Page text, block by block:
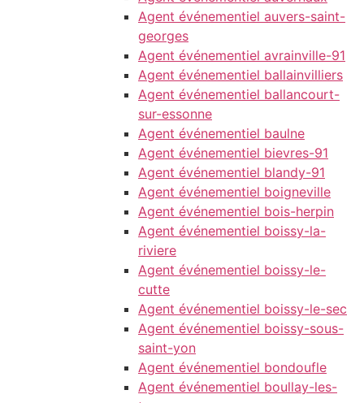
Agent événementiel auvers-saint-
georges
Agent événementiel avrainville-91
Agent événementiel ballainvilliers
Agent événementiel ballancourt-
sur-essonne
Agent événementiel baulne
Agent événementiel bievres-91
Agent événementiel blandy-91
Agent événementiel boigneville
Agent événementiel bois-herpin
Agent événementiel boissy-la-
riviere
Agent événementiel boissy-le-
cutte
Agent événementiel boissy-le-sec
Agent événementiel boissy-sous-
saint-yon
Agent événementiel bondoufle
Agent événementiel boullay-les-